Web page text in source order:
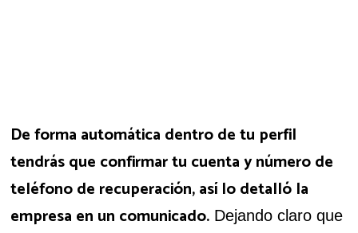
De forma automática dentro de tu perfil
tendrás que confirmar tu cuenta y número de
teléfono de recuperación, así lo detalló la
empresa en un comunicado. Dejando claro que